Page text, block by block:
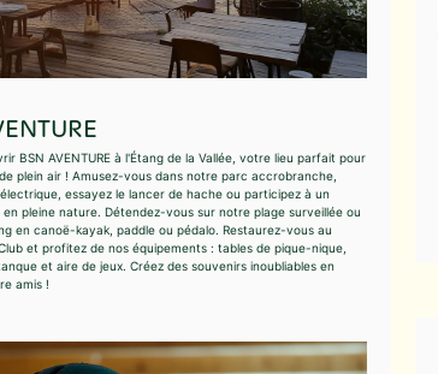
BSN AVENTURE à l'Étang de la Vallée, votre lieu parfait pour
plein air ! Amusez-vous dans notre parc accrobranche,
essayez le lancer de hache ou participez à un
pleine nature. Détendez-vous sur notre plage surveillée ou
en canoë-kayak, paddle ou pédalo. Restaurez-vous au
et profitez de nos équipements : tables de pique-nique,
et aire de jeux. Créez des souvenirs inoubliables en
amis !